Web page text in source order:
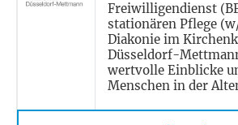
Freiwilligendienst
stationären Pflege
Diakonie im
Düsseldorf-
wertvolle Einblicke
Menschen in der